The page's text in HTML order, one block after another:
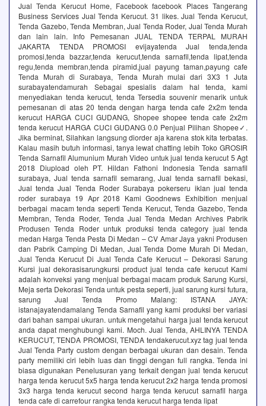
Jual Tenda Kerucut Home, Facebook facebook Places Tangerang
Business Services Jual Tenda Kerucut. 31 likes. Jual Tenda Kerucut,
Tenda Gazebo, Tenda Membran, Jual Tenda Roder, Jual Tenda Murah
dan lain lain. Info Pemesanan JUAL TENDA TERPAL MURAH
JAKARTA TENDA PROMOSI evijayatenda Jual tenda,tenda
promosi,tenda bazzar,tenda kerucut,tenda sarnafil,tenda lipat,tenda
regu,tenda membran,tenda piramid,jual payung taman,payung cafe
Tenda Murah di Surabaya, Tenda Murah mulai dari 3X3 1 Juta
surabayatendamurah Sebagai spesialis dalam hal tenda, kami
menyediakan tenda kerucut, tenda Tersedia souvenir menarik untuk
pemesanan di atas 20 tenda dengan harga tenda cafe 2x2m tenda
kerucut HARGA CUCI GUDANG, Shopee shopee tenda cafe 2x2m
tenda kerucut HARGA CUCI GUDANG 0.0 Penjual Pilihan Shopee✓.
Jika berminat, Silahkan langsung diorder aja karena stok kita terbatas.
Kalau masih butuh informasi, tanya lewat chatting lebih Toko GROSIR
Tenda Sarnafil Alumunium Murah Video untuk jual tenda kerucut 5 Agt
2018 Diupload oleh PT. Hildan Fathoni Indonesia Tenda sarnafil
surabaya, Jual tenda sarnafil semarang, Jual tenda sarnafil bekasi,
Jual tenda Jual Tenda Roder Surabaya pokerseru iklan jual tenda
roder surabaya 19 Apr 2018 Kami Goodnews Exhibition menjual
berbagai macam tenda seperti Tenda Kerucut, Tenda Gazebo, Tenda
Membran, Tenda Roder, Tenda Jual Tenda Medan Archives Pabrik
Produsen Tenda Roder untuk produksi tenda category jual tenda
medan Harga Tenda Pesta Di Medan – CV Amar Jaya yakni Produsen
dan Pabrik Camping Di Medan, Jual Tenda Dome Murah Di Medan,
Jual Tenda Kerucut Di Jual Tenda Cafe Kerucut – Dekorasi Sarung
Kursi jual dekorasisarungkursi product jual tenda cafe kerucut Kami
adalah konveksi yang menjual berbagai macam produk Sarung Kursi,
Meja serta Dekorasi Tenda untuk pesta seperti, jual sarung kursi futura,
sarung Jual Tenda Promo Malang: ISTANA JAYA:
istanajayatendamalang Tenda Sarnafil yang kami produksi ber variasi
dari bahan sampai ukuran. untuk mengetahui harga jual tenda kerucut
anda dapat menghubungi kami. Moch. Jual Tenda, AHLINYA TENDA
KERUCUT, TENDA PROMOSI, TENDA tendakerucut.xyz tag jual tenda
Jual Tenda Party custom dengan berbagai ukuran dan desain. Tenda
party memiliki ciri lebih luas dan tinggi dengan full rangka. Tenda ini
biasa digunakan Penelusuran yang terkait dengan jual tenda kerucut
harga tenda kerucut 5x5 harga tenda kerucut 2x2 harga tenda promosi
3x3 harga tenda kerucut second harga tenda kerucut sarnafil harga
tenda cafe di carrefour rangka tenda kerucut harga tenda lipat